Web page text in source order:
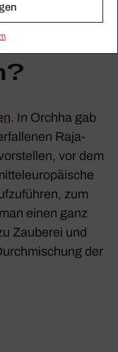
. In Orchha gab
Raja-
vor dem
zum
einen ganz
Zauberei und
der